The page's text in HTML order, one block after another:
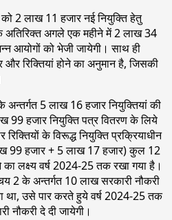
2 लाख 11 हजार नई नियुक्ति हेतु
अतिरिक्त अगले एक महीने में 2 लाख 34
आयोगों को भेजी जायेगी। साथ ही
और रिक्तियां होने का अनुमान है, जिसकी
5 लाख 16 हजार नियुक्तियां की
99 हजार नियुक्ति पत्र वितरण के लिये
के विरूद्ध नियुक्ति प्रक्रियाधीन
99 हजार + 5 लाख 17 हजार) कुल 12
लक्ष्य वर्ष 2024-25 तक रखा गया है।
2 के अन्तर्गत 10 लाख सरकारी नौकरी
था, उसे पार करते हुये वर्ष 2024-25 तक
नौकरी दे दी जायेगी।